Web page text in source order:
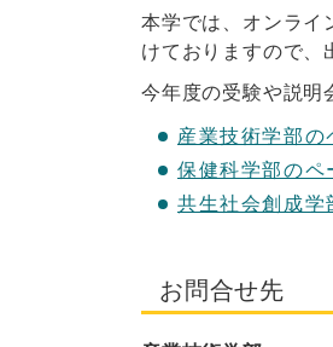
本学では、オンライ
けておりますので、
今年度の受験や説明
産業技術学部の
保健科学部のペ
共生社会創成学
お問合せ先